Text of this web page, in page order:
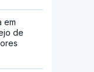
em
de